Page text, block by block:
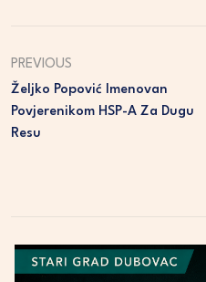
PREVIOUS
Željko Popović Imenovan
Povjerenikom HSP-A Za Dugu
Resu